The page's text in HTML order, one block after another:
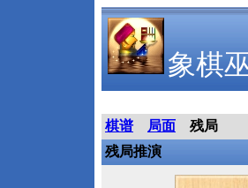
象棋
棋谱 局面
残局
残局推演